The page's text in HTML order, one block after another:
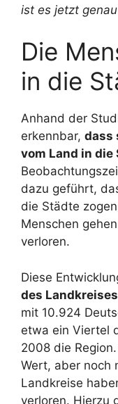
ist es jetzt
Die
in die
Anhand der
erkennbar, dass
vom Land in
dazu geführt,
die Städte
Menschen
verloren.
Diese
des
mit 10.924
etwa ein Viertel
2008 die
Wert, aber noch
Landkreise
verloren. Hierzu